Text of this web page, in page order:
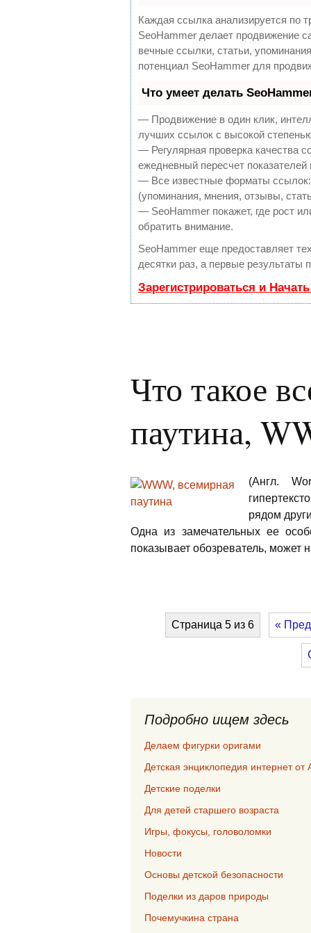
Каждая ссылка анализируется по
SeoHammer делает продвижение
вечные ссылки, статьи,
потенциал SeoHammer для
Что умеет делать
— Продвижение в один клик,
лучших ссылок с высокой
— Регулярная проверка качества
ежедневный пересчет показателей
— Все известные форматы
(упоминания, мнения, отзывы,
— SeoHammer покажет, где рост
обратить внимание.
SeoHammer еще предоставляет
десятки раз, а первые результаты
Зарегистрироваться и
Что такое
паутина,
(Англ.
рядом
Одна из замечательных ее
показывает обозреватель, может
Страница 5 из 6 «
Подробно ищем здесь
Делаем фигурки оригами
Детская энциклопедия интернет от
Детские поделки
Для детей старшего возраста
Игры, фокусы, головоломки
Новости
Основы детской безопасности
Поделки из даров природы
Почемучкина страна